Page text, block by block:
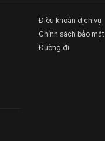
Điều khoản dịch vụ
Chính sách bảo mật
Đường đi